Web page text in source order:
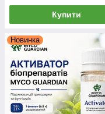
Купити
Новинка